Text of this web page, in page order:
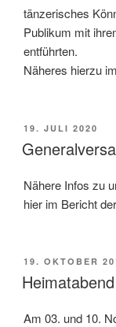
tänzerisches
Publikum mit
entführten.
Näheres hierzu im
AM
19. JULI 2020
Nähere Infos zu
hier im Bericht der
AM
19. OKTOBER
Am 03. und 10.